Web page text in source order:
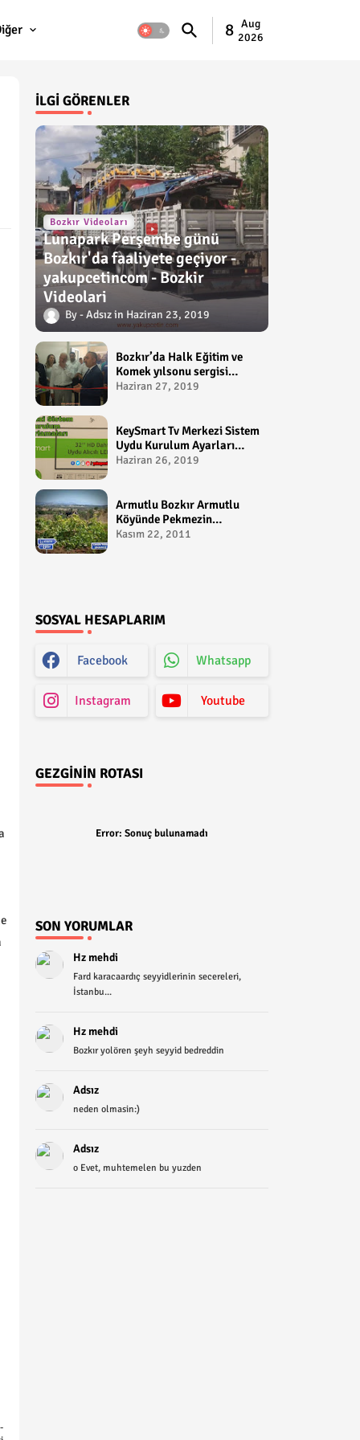
8 Aug
2026
İLGI GÖRENLER
Bozkır Videoları
Lunapark Perşembe günü
Bozkır'da faaliyete geçiyor -
yakupcetincom - Bozkir
Videolari
Adsız Haziran 23, 2019
Bozkır’da Halk Eğitim ve
Komek yılsonu sergisi
gerçekleştirildi-
Haziran 27, 2019
KeySmart Tv Merkezi Sistem
Uydu Kurulum Ayarları
Video anlatım -
Haziran 26, 2019
Armutlu Bozkır Armutlu
Köyünde Pekmezin
Hikayesi:Gezen Bilir Kontv
Kasım 22, 2011
SOSYAL HESAPLARIM
Facebook Whatsapp
Instagram Youtube
GEZGININ ROTASI
Error: Sonuç bulunamadı
SON YORUMLAR
Hz mehdi
Fard karacaardıç seyyidlerinin secereleri,
İstanbu...
Hz mehdi
Bozkır yolören şeyh seyyid bedreddin
Adsız
neden olmasin:)
Adsız
o Evet, muhtemelen bu yuzden